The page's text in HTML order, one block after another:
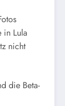
in Lula
nicht
die Beta-